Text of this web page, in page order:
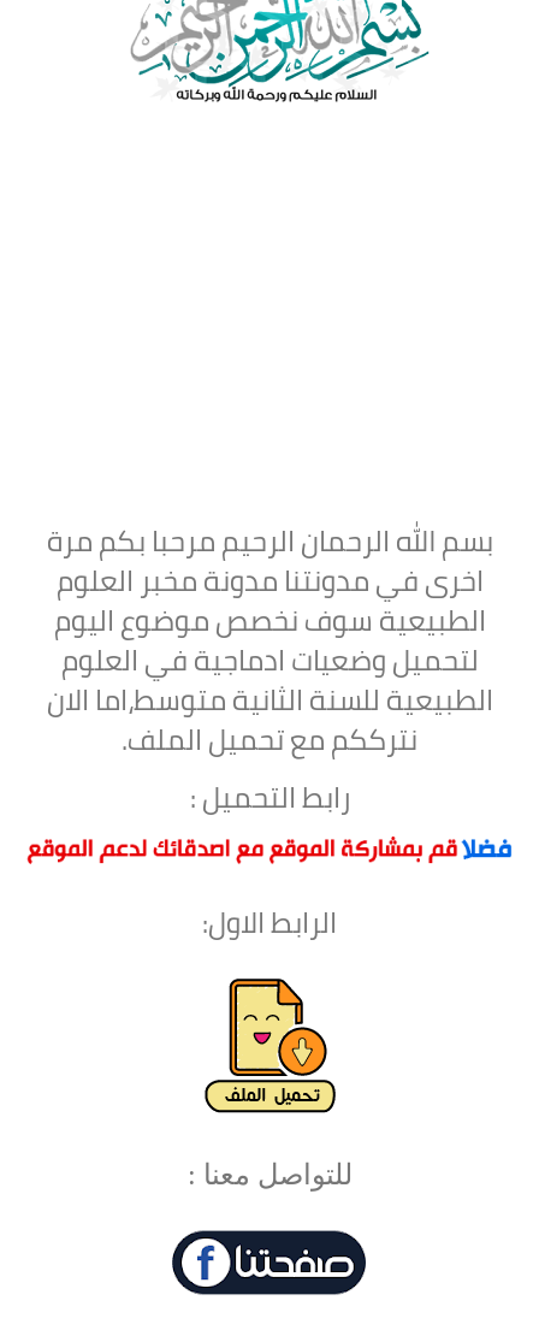
بسم الله الرحمان الرحيم مرحبا بكم مرة
اخرى في مدونتنا مدونة مخبر العلوم
الطبيعية سوف نخصص موضوع اليوم
لتحميلوضعيات ادماجية في العلوم
الطبيعية للسنة الثانية متوسط،اما الان
نترككم مع تحميل الملف.
رابط التحميل :
الرابط الاول:
للتواصل معنا :